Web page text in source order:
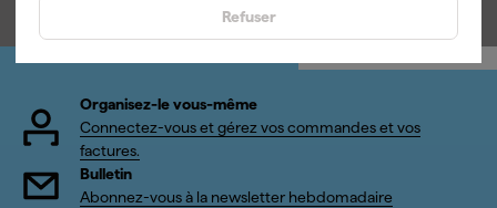
Refuser
Organisez-le vous-même
Connectez-vous et gérez vos commandes et vos
factures.
Bulletin
Abonnez-vous à la newsletter hebdomadaire